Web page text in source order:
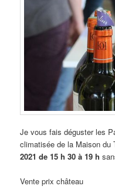
Je vous fais déguster les
climatisée de la Maison
2021 de 15 h 30 à 19 h
Vente prix château